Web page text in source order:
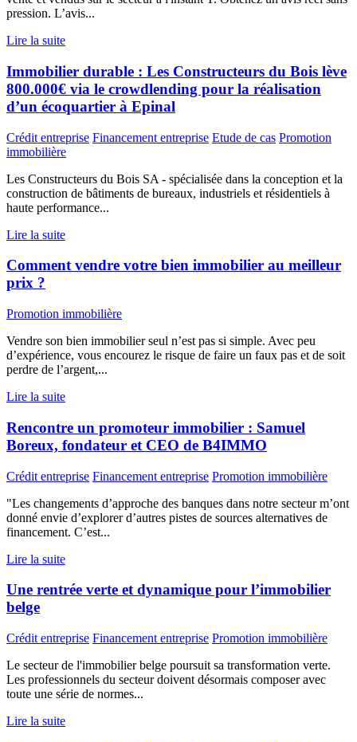
pression. L’avis...
Lire la suite
Immobilier durable : Les Constructeurs du Bois lève
800.000€ via le crowdlending pour la réalisation
d’un écoquartier à Epinal
Crédit entreprise Financement entreprise Etude de cas Promotion
immobilière
Les Constructeurs du Bois SA - spécialisée dans la conception et la
construction de bâtiments de bureaux, industriels et résidentiels à
haute performance...
Lire la suite
Comment vendre votre bien immobilier au meilleur
prix ?
Promotion immobilière
Vendre son bien immobilier seul n’est pas si simple. Avec peu
d’expérience, vous encourez le risque de faire un faux pas et de soit
perdre de l’argent,...
Lire la suite
Rencontre un promoteur immobilier : Samuel
Boreux, fondateur et CEO de B4IMMO
Crédit entreprise Financement entreprise Promotion immobilière
"Les changements d’approche des banques dans notre secteur m’ont
donné envie d’explorer d’autres pistes de sources alternatives de
financement. C’est...
Lire la suite
Une rentrée verte et dynamique pour l’immobilier
belge
Crédit entreprise Financement entreprise Promotion immobilière
Le secteur de l'immobilier belge poursuit sa transformation verte.
Les professionnels du secteur doivent désormais composer avec
toute une série de normes...
Lire la suite